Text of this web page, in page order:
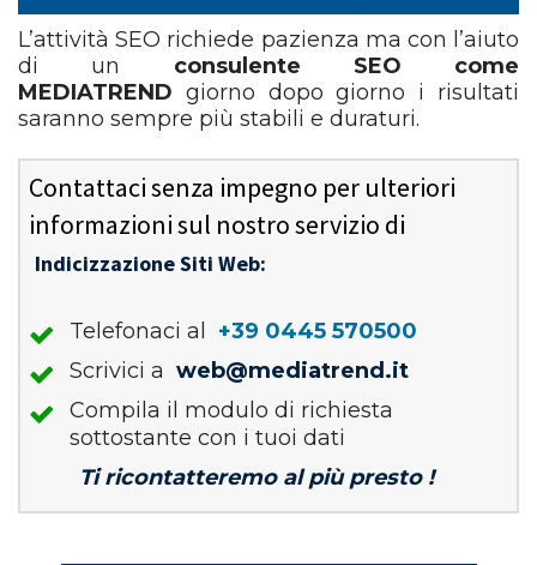
L’attività SEO richiede pazienza ma con l’aiuto
di un consulente SEO come
MEDIATREND giorno dopo giorno i risultati
saranno sempre più stabili e duraturi.
Contattaci senza impegno per ulteriori
informazioni sul nostro servizio di
Indicizzazione Siti Web:
Telefonaci al
+39 0445 570500
Scrivici a web@mediatrend.it
Compila il modulo di richiesta
sottostante con i tuoi dati
Ti ricontatteremo al più presto !